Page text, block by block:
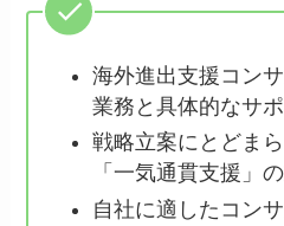
海外進出支援コン
業務と具体的なサ
戦略立案にとどま
「一気通貫支援」
自社に適したコン